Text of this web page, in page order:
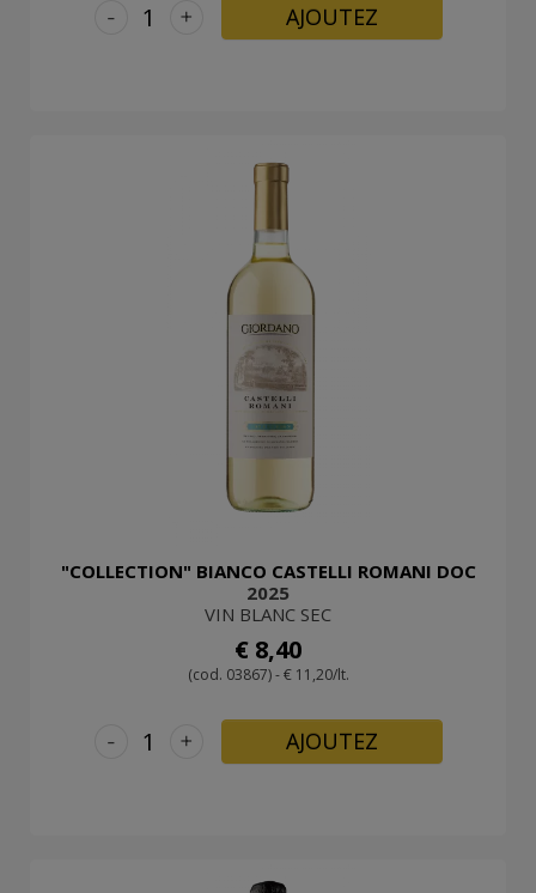
+
- AJOUTEZ
"COLLECTION" BIANCO CASTELLI ROMANI DOC
2025
VIN BLANC SEC
€ 8,40
(cod. 03867) - € 11,20/lt.
+
- AJOUTEZ